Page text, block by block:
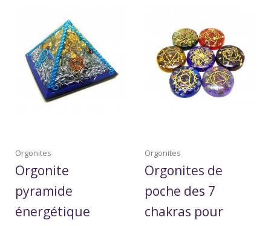
Orgonites
Orgonite
pyramide
énergétique
Orgonites
Orgonites de
poche des 7
chakras pour